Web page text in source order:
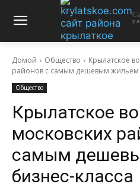
Домой Общество
Крылатское
районов с самым дешевым жильем
Общество
Крылатское
московских
самым
бизнес-класса